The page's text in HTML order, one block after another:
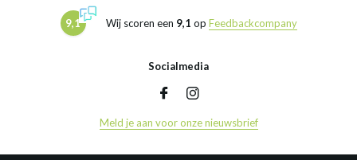
9,1 Wij scoren een 9,1 op Feedbackcompany
Socialmedia
Meld je aan voor onze nieuwsbrief